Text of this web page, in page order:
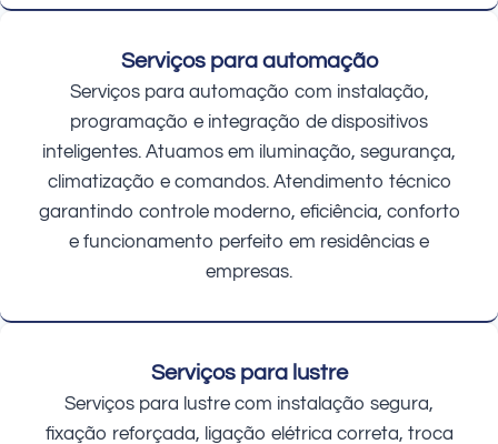
Serviços para automação
Serviços para automação com instalação,
programação e integração de dispositivos
inteligentes. Atuamos em iluminação, segurança,
climatização e comandos. Atendimento técnico
garantindo controle moderno, eficiência, conforto
e funcionamento perfeito em residências e
empresas.
Serviços para lustre
Serviços para lustre com instalação segura,
fixação reforçada, ligação elétrica correta, troca